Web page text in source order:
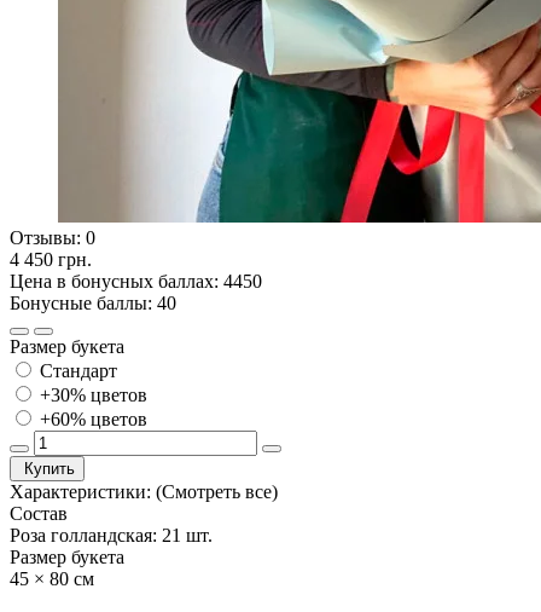
Отзывы: 0
4 450 грн.
Цена в бонусных баллах: 4450
Бонусные баллы: 40
Размер букета
Стандарт
+30% цветов
+60% цветов
Купить
Характеристики: (Смотреть все)
Состав
Роза голландская: 21 шт.
Размер букета
45 × 80 см